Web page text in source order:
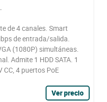
de 4 canales. Smart
de entrada/salida.
(1080P) simultáneas.
Admite 1 HDD SATA. 1
CC, 4 puertos PoE
Ver precio